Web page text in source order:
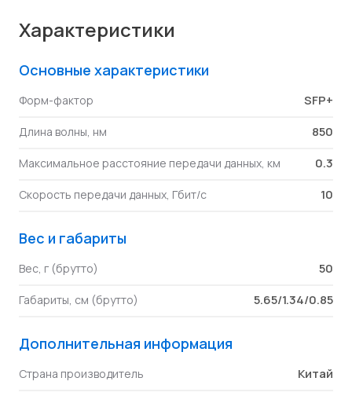
Характеристики
Основные характеристики
Форм-фактор SFP+
Длина волны, нм 850
Максимальное расстояние передачи данных, км 0.3
Скорость передачи данных, Гбит/с 10
Вес и габариты
Вес, г (брутто) 50
Габариты, см (брутто) 5.65/1.34/0.85
Дополнительная информация
Страна производитель Китай